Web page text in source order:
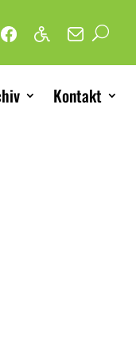
Kontakt